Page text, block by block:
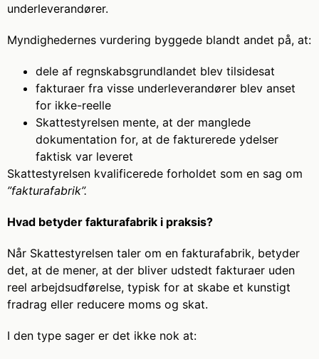
underleverandører.
Myndighedernes vurdering byggede blandt andet på, at:
dele af regnskabsgrundlandet blev tilsidesat
fakturaer fra visse underleverandører blev anset
for ikke-reelle
Skattestyrelsen mente, at der manglede
dokumentation for, at de fakturerede ydelser
faktisk var leveret
Skattestyrelsen kvalificerede forholdet som en sag om
”fakturafabrik”.
Hvad betyder fakturafabrik i praksis?
Når Skattestyrelsen taler om en fakturafabrik, betyder
det, at de mener, at der bliver udstedt fakturaer uden
reel arbejdsudførelse, typisk for at skabe et kunstigt
fradrag eller reducere moms og skat.
I den type sager er det ikke nok at: